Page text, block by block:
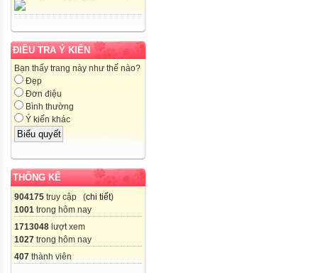
ĐIỀU TRA Ý KIẾN
Bạn thấy trang này như thế nào?
Đẹp
Đơn điệu
Bình thường
Ý kiến khác
THỐNG KÊ
904175 truy cập (chi tiết)
1001 trong hôm nay
1713048 lượt xem
1027 trong hôm nay
407 thành viên